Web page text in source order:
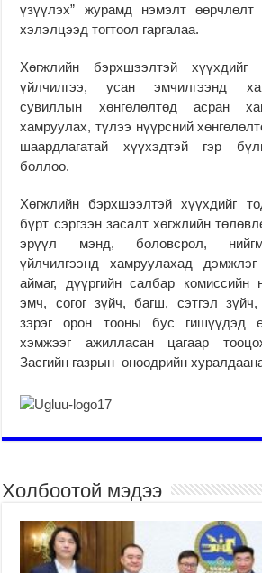
үзүүлэх” журамд нэмэлт өөрчлөлт
хэлэлцээд тогтоол гаргалаа.
Хөгжлийн бэрхшээлтэй хүүхдийг
үйлчилгээ, усан эмчилгээнд
сувиллын хөнгөлөлтөд асран
хамруулах, түлээ нүүрсний
шаардлагатай хүүхэдтэй гэр
боллоо.
Хөгжлийн бэрхшээлтэй хүүхдийг
бүрт сэргээн засалт хөгжлийн
эрүүл мэнд, боловсрол,
үйлчилгээнд хамруулахад
аймаг, дүүргийн салбар комиссийн
эмч, согог зүйч, багш, сэтгэл
зэрэг орон тооны бус гишүүдэд
хэмжээг ажилласан цагаар
Засгийн газрын өнөөдрийн
Холбоотой мэдээ